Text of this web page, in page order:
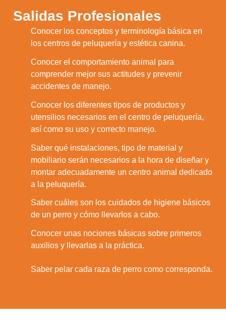
Salidas Profesionales
Conocer los conceptos y terminología básica en
los centros de peluquería y estética canina.
Conocer el comportamiento animal para
comprender mejor sus actitudes y prevenir
accidentes de manejo.
Conocer los diferentes tipos de productos y
utensilios necesarios en el centro de peluquería,
así como su uso y correcto manejo.
Saber qué instalaciones, tipo de material y
mobiliario serán necesarios a la hora de diseñar y
montar adecuadamente un centro animal dedicado
a la peluquería.
Saber cuáles son los cuidados de higiene básicos
de un perro y cómo llevarlos a cabo.
Conocer unas nociones básicas sobre primeros
auxilios y llevarlas a la práctica.
Saber pelar cada raza de perro como corresponda.